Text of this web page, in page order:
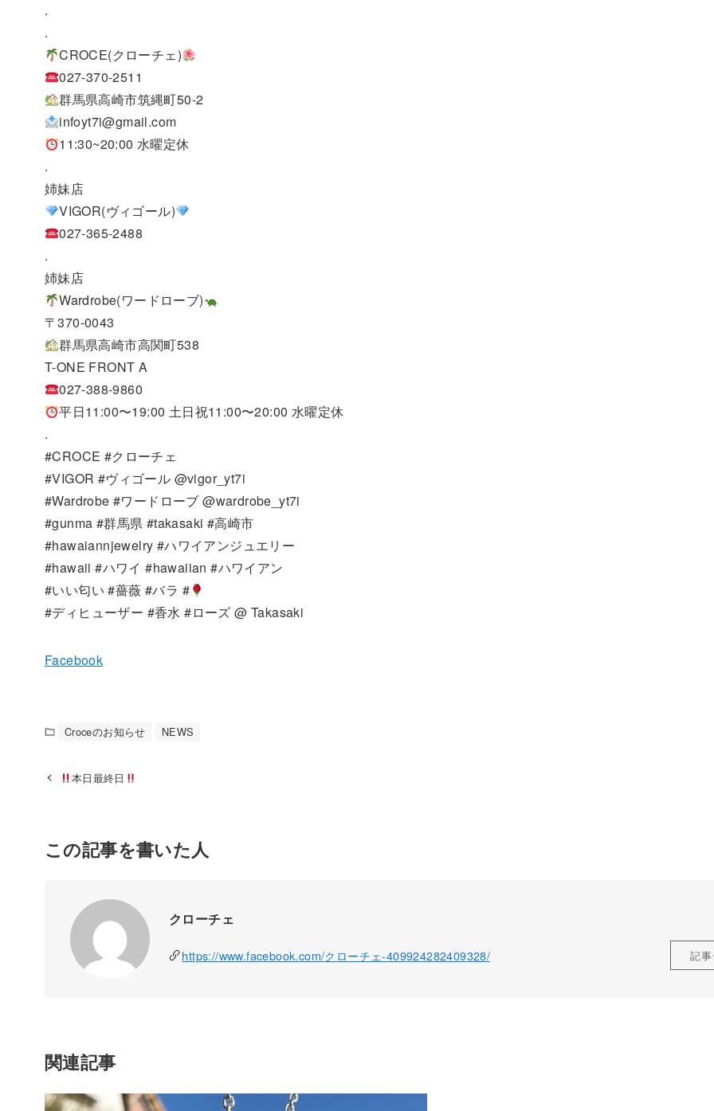
.
.
CROCE(クローチェ)
027-370-2511
群馬県高崎市筑縄町50-2
infoyt7i@gmail.com
11:30~20:00 水曜定休
.
姉妹店
VIGOR(ヴィゴール)
027-365-2488
.
姉妹店
Wardrobe(ワードローブ)
〒370-0043
群馬県高崎市高関町538
T-ONE FRONT A
027-388-9860
平日11:00〜19:00 土日祝11:00〜20:00 水曜定休
.
#CROCE #クローチェ
#VIGOR #ヴィゴール @vigor_yt7i
#Wardrobe #ワードローブ @wardrobe_yt7i
#gunma #群馬県 #takasaki #高崎市
#hawaiannjewelry #ハワイアンジュエリー
#hawaii #ハワイ #hawaiian #ハワイアン
#いい匂い #薔薇 #バラ #
#ディヒューザー #香水 #ローズ @ Takasaki
Facebook
Croceのお知らせ NEWS
本日最終日
この記事を書いた人
クローチェ
https://www.facebook.com/クローチェ-409924282409328/ 記
関連記事